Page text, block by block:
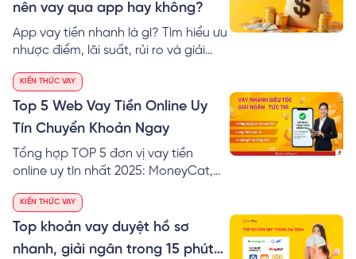
nên vay qua app hay không?
App vay tiền nhanh là gì? Tìm hiểu ưu
nhược điểm, lãi suất, rủi ro và giải
qua website thay vì tải app.
KIẾN THỨC VAY
Top 5 Web Vay Tiền Online Uy
Tín Chuyển Khoản Ngay
Tổng hợp TOP 5 đơn vị vay tiền
online uy tín nhất 2025: MoneyCat,
chỉ cần CMND/CCCD, hỗ trợ nợ xấu,
vay nhanh 500k - 10 triệu chuyển
khoản ngay trong ngày.
KIẾN THỨC VAY
Top khoản vay duyệt hồ sơ
nhanh, giải ngân trong 15 phút